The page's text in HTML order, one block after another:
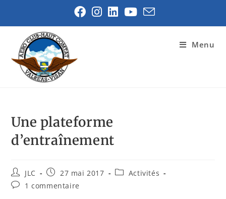
Menu
Une plateforme
d’entraînement
JLC 27 mai 2017
Activités
1 commentaire